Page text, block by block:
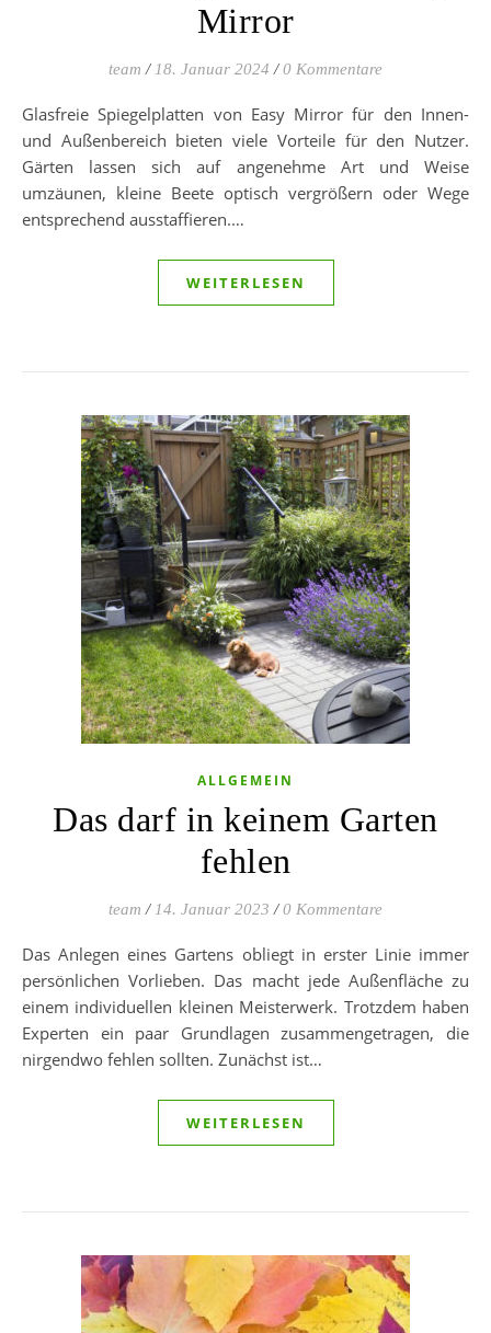
Mirror
team / 18. Januar 2024 / 0 Kommentare
Glasfreie Spiegelplatten von Easy Mirror für den Innen-
und Außenbereich bieten viele Vorteile für den Nutzer.
Gärten lassen sich auf angenehme Art und Weise
umzäunen, kleine Beete optisch vergrößern oder Wege
entsprechend ausstaffieren.…
WEITERLESEN
ALLGEMEIN
Das darf in keinem Garten
fehlen
team / 14. Januar 2023 / 0 Kommentare
Das Anlegen eines Gartens obliegt in erster Linie immer
persönlichen Vorlieben. Das macht jede Außenfläche zu
einem individuellen kleinen Meisterwerk. Trotzdem haben
Experten ein paar Grundlagen zusammengetragen, die
nirgendwo fehlen sollten. Zunächst ist…
WEITERLESEN